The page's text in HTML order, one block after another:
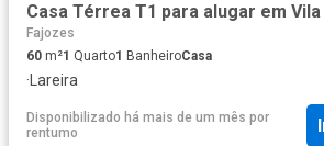
Casa Térrea T1 para alugar em Vila
Fajozes
60 m²1 Quarto1 BanheiroCasa
· Lareira
Disponibilizado há mais de um mês por
rentumo